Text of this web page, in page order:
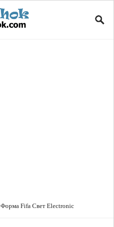
Форма Fifa Свет Electronic